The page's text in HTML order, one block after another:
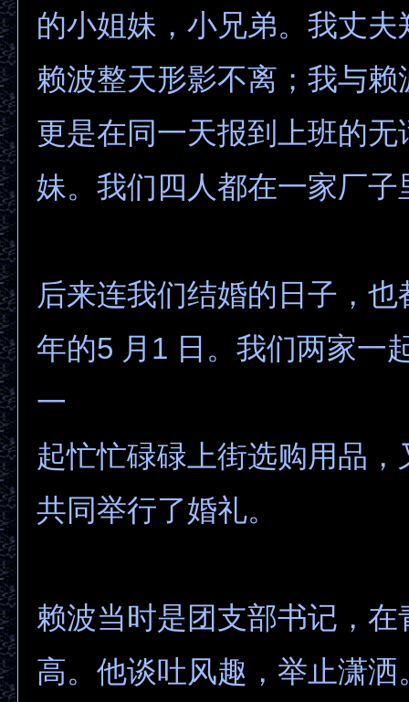
的小姐妹，小兄弟。我丈夫
赖波整天形影不离；我与赖
更是在同一天报到上班的无
妹。我们四人都在一家厂子
后来连我们结婚的日子，也
年的5 月1 日。我们两家一
一
起忙忙碌碌上街选购用品，
共同举行了婚礼。
赖波当时是团支部书记，在
高。他谈吐风趣，举止潇洒